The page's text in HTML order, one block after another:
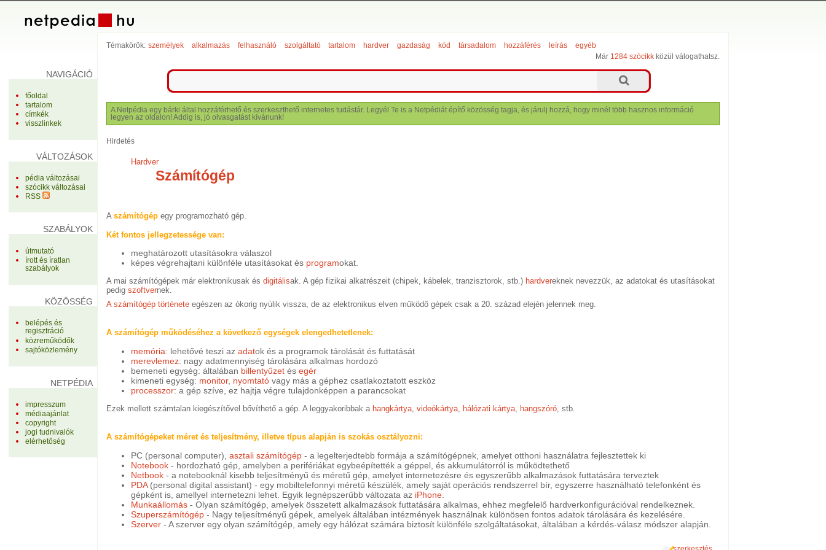
NAVIGÁCIÓ
főoldal
tartalom
címkék
visszlinkek
VÁLTOZÁSOK
pédia változásai
szócikk változásai
RSS
SZABÁLYOK
útmutató
írott és íratlan
szabályok
KÖZÖSSÉG
belépés és
regisztráció
közreműködők
sajtóközlemény
NETPÉDIA
impresszum
médiaajánlat
copyright
jogi tudnivalók
elérhetőség
Témakörök: személyek alkalmazás felhasználó szolgáltató tartalom hardver gazdaság kód társadalom hozzáférés leírás
egyéb
Már 1284 szócikkközül válogathatsz.
A Netpédia egy bárki által hozzáférhető és szerkeszthető internetes tudástár. Legyél Te is a Netpédiát építő közösség tagja, és járulj hozzá, hogy minél több hasznos információ
legyen az oldalon! Addig is, jó olvasgatást kívánunk!
Hirdetés
Hardver
Számítógép
Aszámítógép egy programozható gép.
Két fontos jellegzetessége van:
meghatározott utasításokra válaszol
képes végrehajtani különféle utasításokat és programokat.
A mai számítógépek már elektronikusak ésdigitálisak. A gép fizikai alkatrészeit (chipek, kábelek, tranzisztorok, stb.) hardvereknek nevezzük, az adatokat és utasításokat
pedigszoftvernek.
A számítógép története egészen az ókorig nyúlik vissza, de az elektronikus elven működő gépek csak a 20. század elején jelennek meg.
A számítógép működéséhez a következő egységek elengedhetetlenek:
memória: lehetővé teszi azadatok és a programok tárolását és futtatását
merevlemez: nagy adatmennyiség tárolására alkalmas hordozó
bemeneti egység: általában billentyűzet ésegér
kimeneti egység: monitor, nyomtató vagy más a géphez csatlakoztatott eszköz
processzor: a gép szíve, ez hajtja végre tulajdonképpen a parancsokat
Ezek mellett számtalan kiegészítővel bővíthető a gép. A leggyakoribbak a hangkártya,videókártya, hálózati kártya, hangszóró, stb.
A számítógépeket méret és teljesítmény, illetve típus alapján is szokás osztályozni:
PC (personal computer),asztali számítógép - a legelterjedtebb formája a számítógépnek, amelyet otthoni használatra fejlesztettek ki
Notebook - hordozható gép, amelyben a perifériákat egybeépítették a géppel, és akkumulátorról is működtethető
Netbook - a notebooknál kisebb teljesítményű és méretű gép, amelyet internetezésre és egyszerűbb alkalmazások futtatására terveztek
PDA(personal digital assistant) - egy mobiltelefonnyi méretű készülék, amely saját operációs rendszerrel bír, egyszerre használható telefonként és
gépként is, amellyel internetezni lehet. Egyik legnépszerűbb változata az iPhone
Munkaállomás - Olyan számítógép, amelyek összetett alkalmazások futtatására alkalmas, ehhez megfelelő hardverkonfigurációval rendelkeznek.
Szuperszámítógép - Nagy teljesítményű gépek, amelyek általában intézmények használnak különösen fontos adatok tárolására és kezelésére.
Szerver - A szerver egy olyan számítógép, amely egy hálózat számára biztosít különféle szolgáltatásokat, általában a kérdés-válasz módszer alapján.
szerkesztés